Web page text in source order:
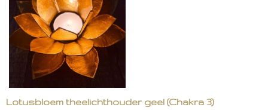
Lotusbloem theelichthouder geel (Chakra 3)